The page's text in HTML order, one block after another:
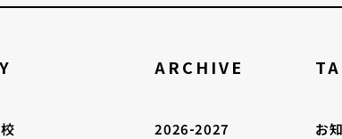
ARCHIVE
2026-2027
お